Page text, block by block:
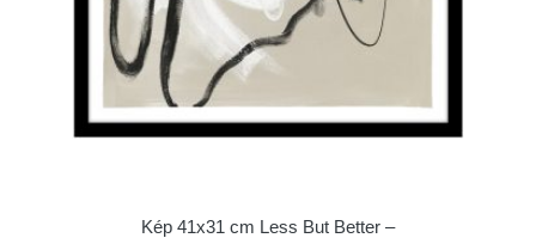
Kép 41x31 cm Less But Better –